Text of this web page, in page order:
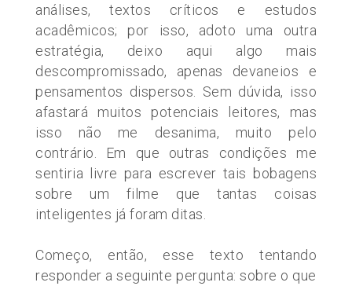
análises, textos críticos e estudos
acadêmicos; por isso, adoto uma outra
estratégia, deixo aqui algo mais
descompromissado, apenas devaneios e
pensamentos dispersos. Sem dúvida, isso
afastará muitos potenciais leitores, mas
isso não me desanima, muito pelo
contrário. Em que outras condições me
sentiria livre para escrever tais bobagens
sobre um filme que tantas coisas
inteligentes já foram ditas.
Começo, então, esse texto tentando
responder a seguinte pergunta: sobre o que